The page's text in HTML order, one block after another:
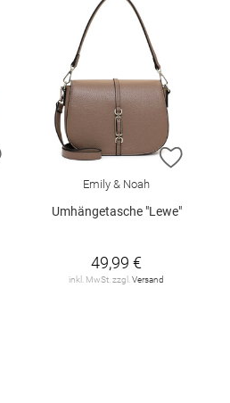
ZUR WUNSCHLISTE HINZUFÜGEN
ZUR
Emily & Noah
Umhängetasche "Lewe"
49,99 €
inkl. MwSt. zzgl. Versand